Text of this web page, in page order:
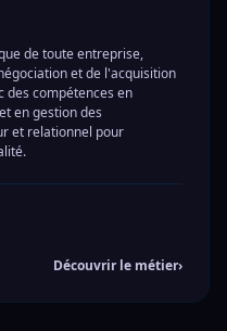
de toute entreprise,
et de l'acquisition
des compétences en
en gestion des
et relationnel pour
Découvrir le métier›